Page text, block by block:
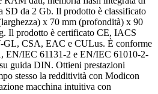
SD da 2 Gb. Il prodotto è classificato
x 70 mm (profondità) x 90
Il prodotto è certificato CE, IACS
CSA, EAC e CULus. È conforme
EN/IEC 61131-2 e EN/IEC 61010-2-
guida DIN. Ottieni prestazioni
stesso la redditività con Modicon
macchina intuitiva con